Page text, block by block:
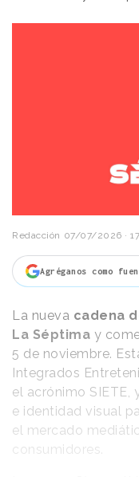
Redacción 07/07/2026 ·
Agréganos como
La nueva cadena
La Séptima y
5 de noviembre.
Integrados
el acrónimo SIETE,
e identidad visual
el mercado
consumidores.